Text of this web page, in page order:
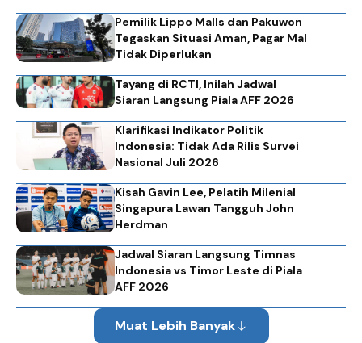
Pemilik Lippo Malls dan Pakuwon
Tegaskan Situasi Aman, Pagar Mal
Tidak Diperlukan
Tayang di RCTI, Inilah Jadwal
Siaran Langsung Piala AFF 2026
Klarifikasi Indikator Politik
Indonesia: Tidak Ada Rilis Survei
Nasional Juli 2026
Kisah Gavin Lee, Pelatih Milenial
Singapura Lawan Tangguh John
Herdman
Jadwal Siaran Langsung Timnas
Indonesia vs Timor Leste di Piala
AFF 2026
Muat Lebih Banyak